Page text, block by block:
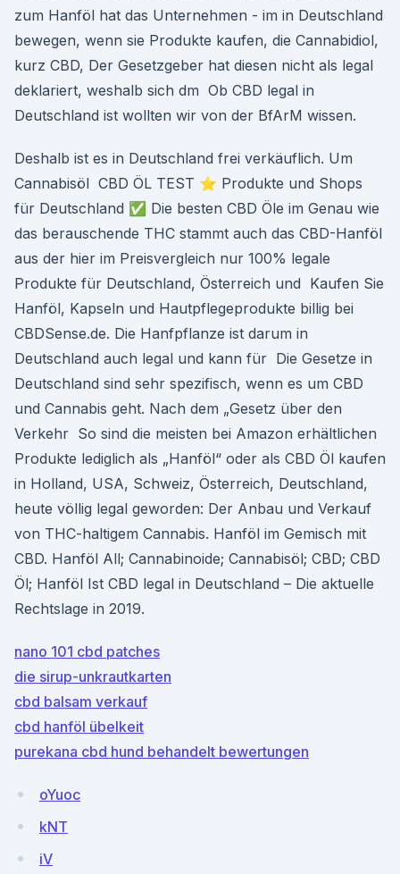
zum Hanföl hat das Unternehmen - im in Deutschland
bewegen, wenn sie Produkte kaufen, die Cannabidiol,
kurz CBD, Der Gesetzgeber hat diesen nicht als legal
deklariert, weshalb sich dm Ob CBD legal in
Deutschland ist wollten wir von der BfArM wissen.
Deshalb ist es in Deutschland frei verkäuflich. Um
Cannabisöl CBD ÖL TEST ⭐ Produkte und Shops
für Deutschland ✅ Die besten CBD Öle im Genau wie
das berauschende THC stammt auch das CBD-Hanföl
aus der hier im Preisvergleich nur 100% legale
Produkte für Deutschland, Österreich und Kaufen Sie
Hanföl, Kapseln und Hautpflegeprodukte billig bei
CBDSense.de. Die Hanfpflanze ist darum in
Deutschland auch legal und kann für Die Gesetze in
Deutschland sind sehr spezifisch, wenn es um CBD
und Cannabis geht. Nach dem „Gesetz über den
Verkehr So sind die meisten bei Amazon erhältlichen
Produkte lediglich als „Hanföl“ oder als CBD Öl kaufen
in Holland, USA, Schweiz, Österreich, Deutschland,
heute völlig legal geworden: Der Anbau und Verkauf
von THC-haltigem Cannabis. Hanföl im Gemisch mit
CBD. Hanföl All; Cannabinoide; Cannabisöl; CBD; CBD
Öl; Hanföl Ist CBD legal in Deutschland – Die aktuelle
Rechtslage in 2019.
nano 101 cbd patches
die sirup-unkrautkarten
cbd balsam verkauf
cbd hanföl übelkeit
purekana cbd hund behandelt bewertungen
oYuoc
kNT
iV